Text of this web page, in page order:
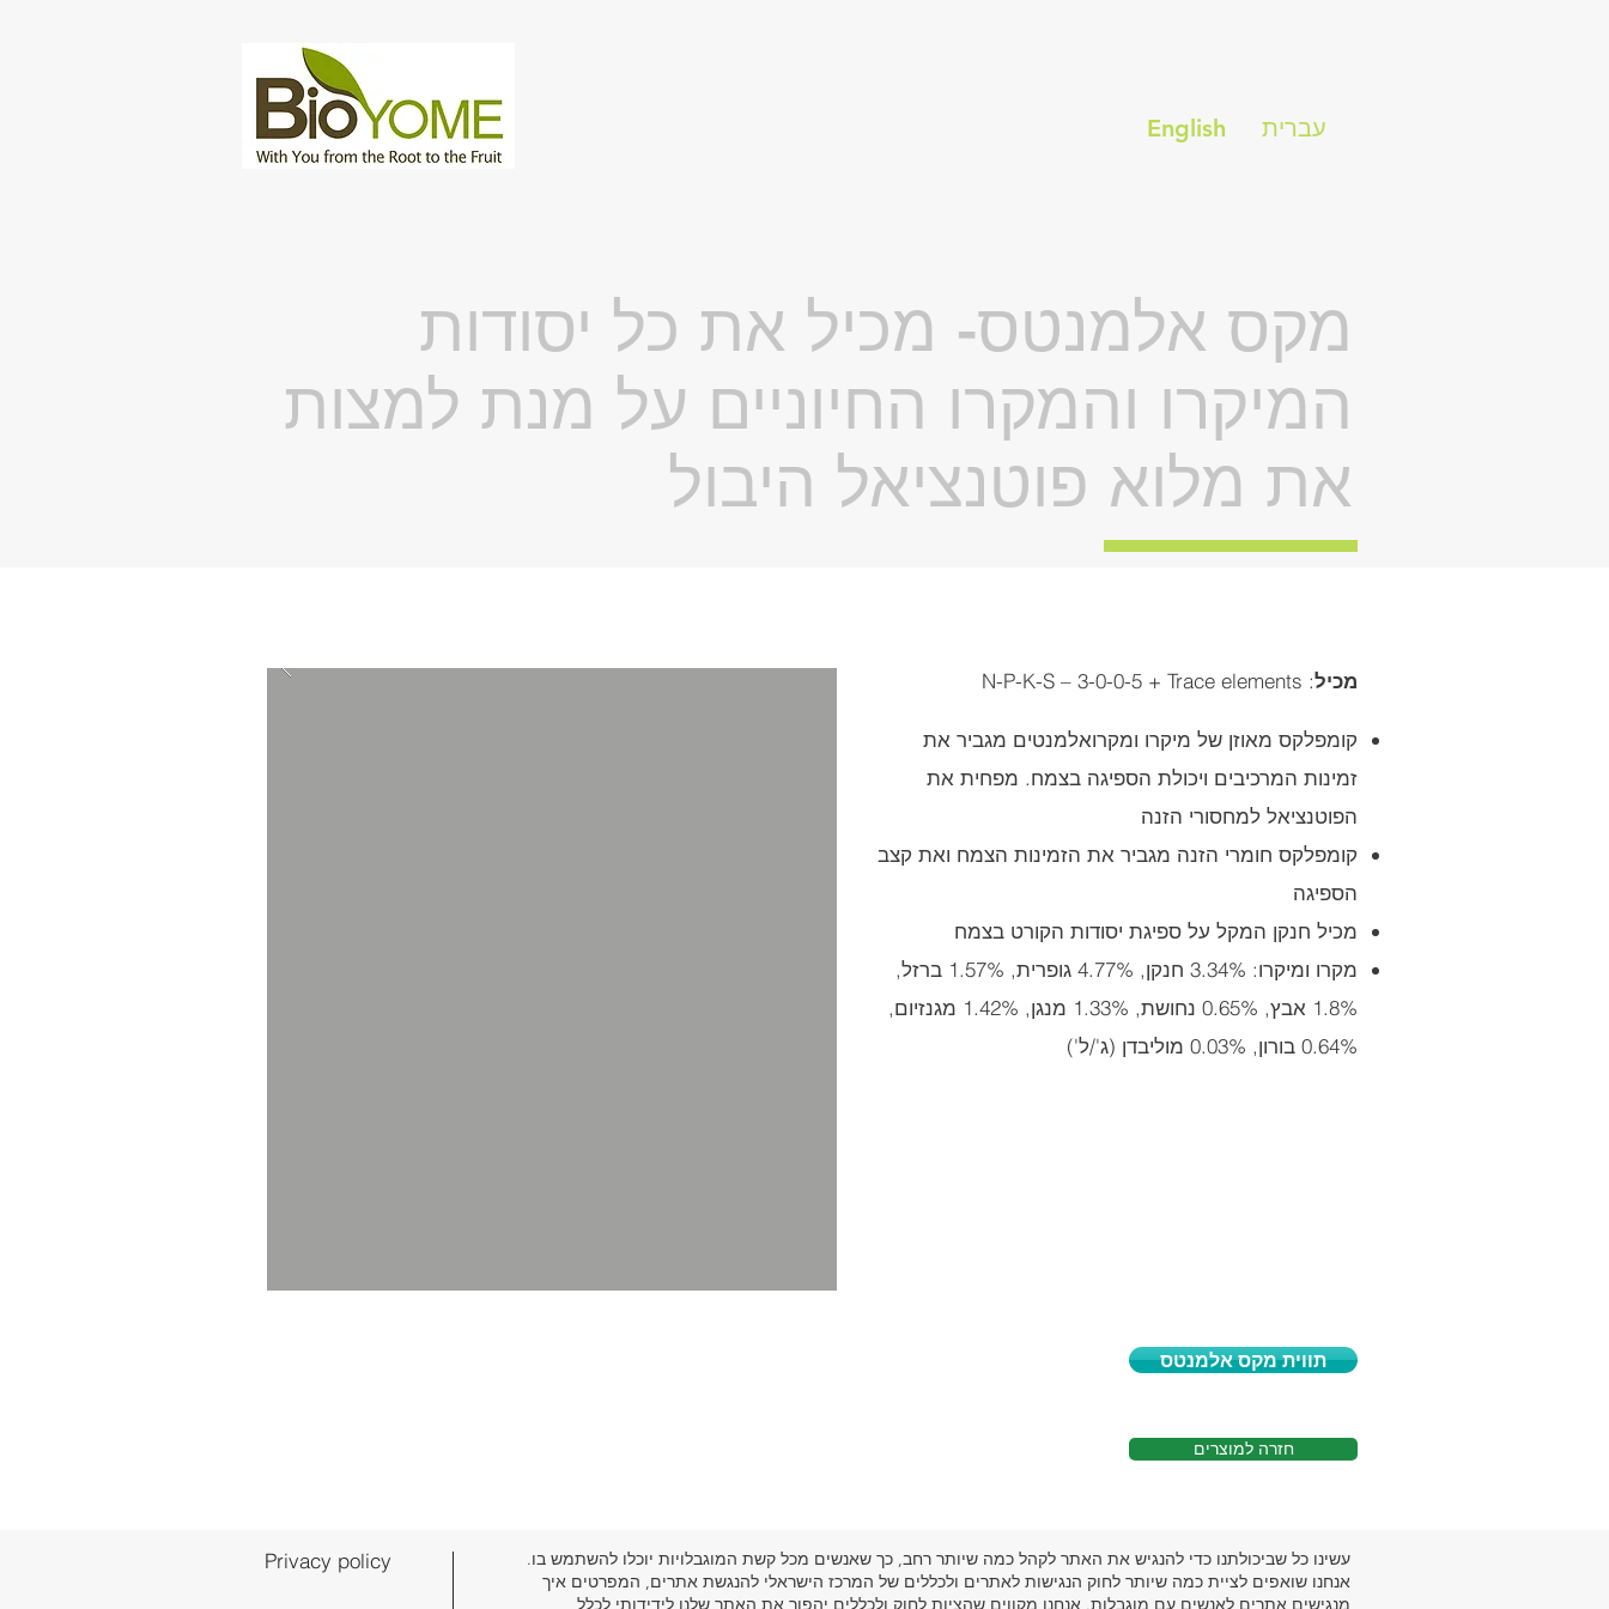
English עברית
מקס אלמנטס- מכיל את כל יסודות
המיקרו והמקרו החיוניים על מנת למצות
את מלוא פוטנציאל היבול
מכיל: N-P-K-S – 3-0-0-5 + Trace elements
קומפלקס מאוזן של מיקרו ומקרואלמנטים מגביר את
זמינות המרכיבים ויכולת הספיגה בצמח. מפחית את
הפוטנציאל למחסורי הזנה
קומפלקס חומרי הזנה מגביר את הזמינות הצמח ואת קצב
הספיגה
מכיל חנקן המקל על ספיגת יסודות הקורט בצמח
מקרו ומיקרו: 3.34% חנקן, 4.77% גופרית, 1.57% ברזל,
1.8% אבץ, 0.65% נחושת, 1.33% מנגן, 1.42% מגנזיום,
0.64% בורון, 0.03% מוליבדן (ג'/ל')
תווית מקס אלמנטס
חזרה למוצרים
Privacy policy
עשינו כל שביכולתנו כדי להנגיש את האתר לקהל כמה שיותר רחב, כך שאנשים מכל קשת המוגבלויות יוכלו להשתמש בו.
אנחנו שואפים לציית כמה שיותר לחוק הנגישות לאתרים ולכללים של המרכז הישראלי להנגשת אתרים, המפרטים איך
מנגישים אתרים לאנשים עם מוגבלות. אנחנו מקווים שהציות לחוק ולכללים יהפוך את האתר שלנו לידידותי לכלל